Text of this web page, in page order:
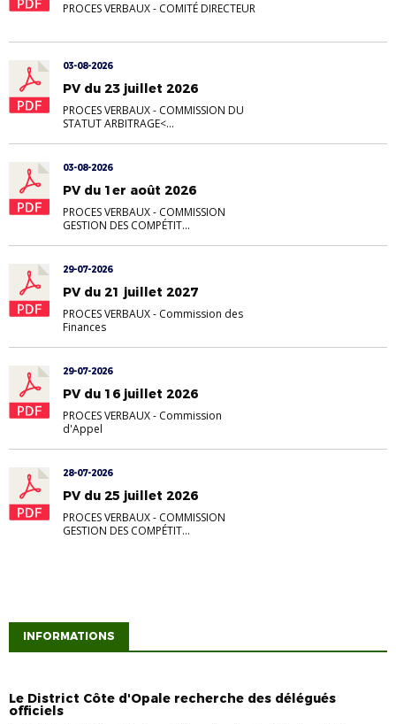
PROCES VERBAUX- COMITÉ DIRECTEUR
03-08-2026
PV du 23 juillet 2026
PROCES VERBAUX- COMMISSION DU
STATUT ARBITRAGE<...
03-08-2026
PV du 1er août 2026
PROCES VERBAUX- COMMISSION
GESTION DES COMPÉTIT...
29-07-2026
PV du 21 juillet 2027
PROCES VERBAUX- Commission des
Finances
29-07-2026
PV du 16 juillet 2026
PROCES VERBAUX- Commission
d'Appel
28-07-2026
PV du 25 juillet 2026
PROCES VERBAUX- COMMISSION
GESTION DES COMPÉTIT...
INFORMATIONS
Le District Côte d'Opale recherche des délégués
officiels